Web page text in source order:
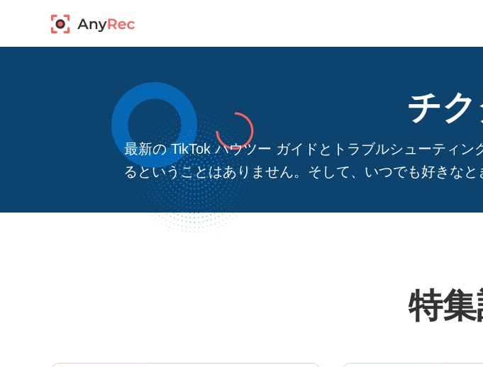
チ
最新の TikTok ハウツー ガイドとトラブルシューティ
るということはありません。そして、いつでも好きな
特